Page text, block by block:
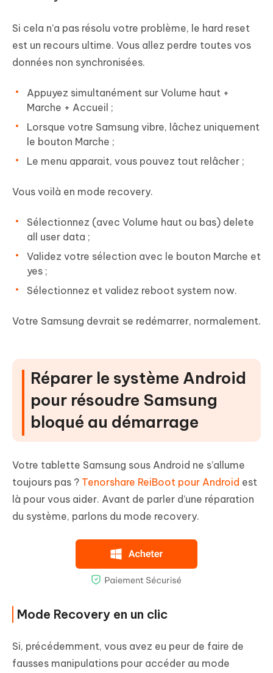
Si cela n’a pas résolu votre problème, le hard reset
est un recours ultime. Vous allez perdre toutes vos
données non synchronisées.
Appuyez simultanément sur Volume haut +
Marche + Accueil ;
Lorsque votre Samsung vibre, lâchez uniquement
le bouton Marche ;
Le menu apparait, vous pouvez tout relâcher ;
Vous voilà en mode recovery.
Sélectionnez (avec Volume haut ou bas) delete
all user data ;
Validez votre sélection avec le bouton Marche et
yes ;
Sélectionnez et validez reboot system now.
Votre Samsung devrait se redémarrer, normalement.
Réparer le système Android
pour résoudre Samsung
bloqué au démarrage
Votre tablette Samsung sous Android ne s’allume
toujours pas ? Tenorshare ReiBoot pour Android est
là pour vous aider. Avant de parler d’une réparation
du système, parlons du mode recovery.
Mode Recovery en un clic
Si, précédemment, vous avez eu peur de faire de
fausses manipulations pour accéder au mode